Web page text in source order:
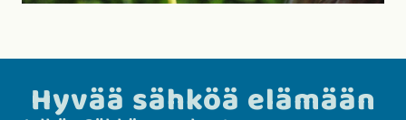
Hyvää sähköä elämään